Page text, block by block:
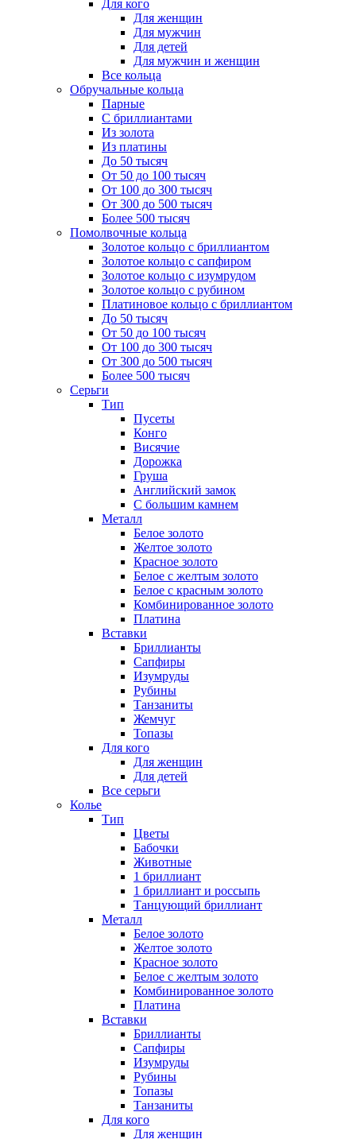
Для кого
Для женщин
Для мужчин
Для детей
Для мужчин и женщин
Все кольца
Обручальные кольца
Парные
С бриллиантами
Из золота
Из платины
До 50 тысяч
От 50 до 100 тысяч
От 100 до 300 тысяч
От 300 до 500 тысяч
Более 500 тысяч
Помолвочные кольца
Золотое кольцо с бриллиантом
Золотое кольцо с сапфиром
Золотое кольцо с изумрудом
Золотое кольцо с рубином
Платиновое кольцо с бриллиантом
До 50 тысяч
От 50 до 100 тысяч
От 100 до 300 тысяч
От 300 до 500 тысяч
Более 500 тысяч
Серьги
Тип
Пусеты
Конго
Висячие
Дорожка
Груша
Английский замок
С большим камнем
Металл
Белое золото
Желтое золото
Красное золото
Белое с желтым золото
Белое с красным золото
Комбинированное золото
Платина
Вставки
Бриллианты
Сапфиры
Изумруды
Рубины
Танзаниты
Жемчуг
Топазы
Для кого
Для женщин
Для детей
Все серьги
Колье
Тип
Цветы
Бабочки
Животные
1 бриллиант
1 бриллиант и россыпь
Танцующий бриллиант
Металл
Белое золото
Желтое золото
Красное золото
Белое с желтым золото
Комбинированное золото
Платина
Вставки
Бриллианты
Сапфиры
Изумруды
Рубины
Топазы
Танзаниты
Для кого
Для женщин